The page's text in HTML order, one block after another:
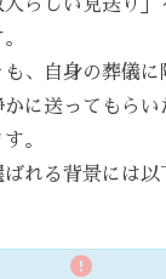
らしい見送り」
、自身の葬儀に
に送ってもらい
。
れる背景には以